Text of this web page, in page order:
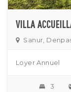
Sanur,
Loyer Annuel
3